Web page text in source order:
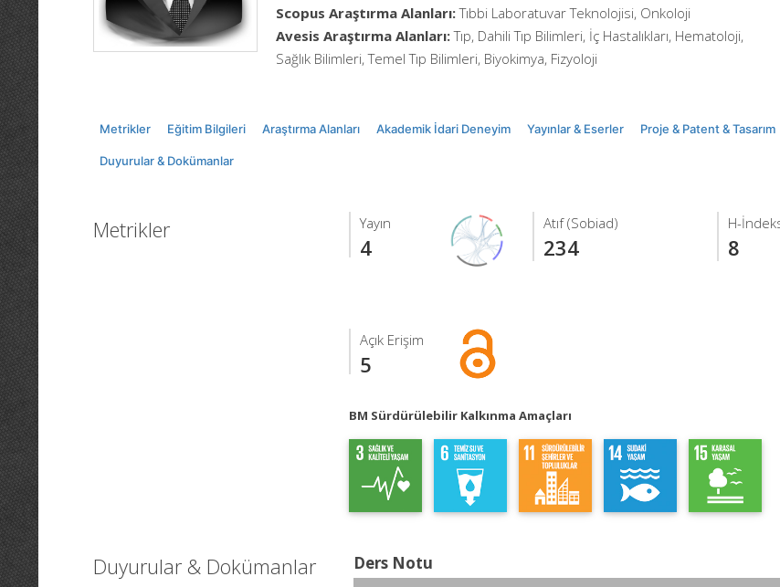
Scopus Araştırma Alanları:Tıbbi Laboratuvar Teknolojisi, Onkoloji
Avesis Araştırma Alanları:Tıp, Dahili Tıp Bilimleri, İç Hastalıkları, Hematoloji,
Sağlık Bilimleri, Temel Tıp Bilimleri, Biyokimya, Fizyoloji
Metrikler Eğitim Bilgileri Araştırma Alanları Akademik İdari Deneyim Yayınlar & Eserler Proje & Patent & Tasarım
Duyurular & Dokümanlar
Metrikler Yayın
4
Atıf (Sobiad)
234
H-
8
Açık Erişim
5
BM Sürdürülebilir Kalkınma Amaçları
Duyurular & Dokümanlar Ders Notu